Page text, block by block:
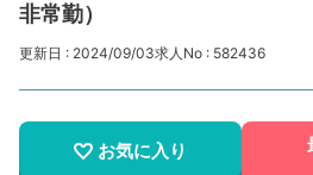
非常勤）
更新日 : 2024/09/03求人No : 582436
お気に入り